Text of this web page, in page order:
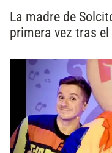
La madre de
primera vez tras